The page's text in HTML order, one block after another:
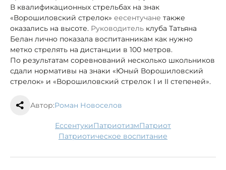
В квалификационных стрельбах на знак
«Ворошиловский стрелок» еесентучане также
оказались на высоте. Руководитель клуба Татьяна
Белан лично показала воспитанникам как нужно
метко стрелять на дистанции в 100 метров.
По результатам соревнований несколько школьников
сдали нормативы на знаки «Юный Ворошиловский
стрелок» и «Ворошиловский стрелок I и II степеней».
Автор:Роман Новоселов
Ессентуки патриотизм
патриот
патриотическое воспитание